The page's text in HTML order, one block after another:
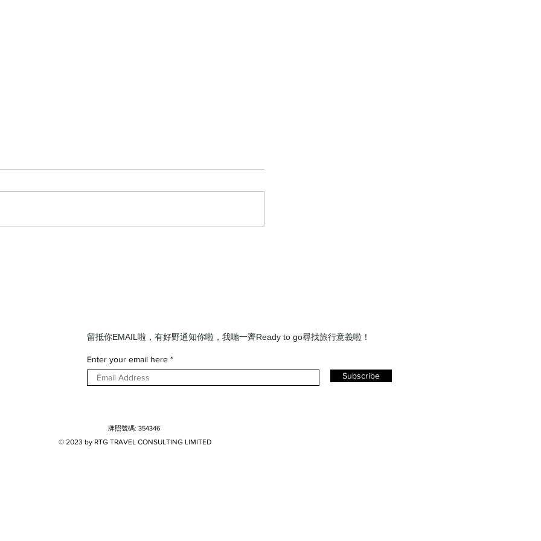
​留抵你EMAIL啦，有好野通知你啦，我哋一齊Ready to go尋找旅行意義啦！
Enter your email here
Subscribe
© 2023 by RTG TRAVEL CONSULTING LIMITED
牌照號碼: 354346